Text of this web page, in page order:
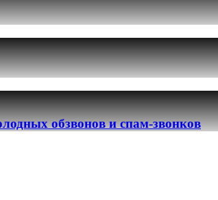
обзвонов и спам-звонков